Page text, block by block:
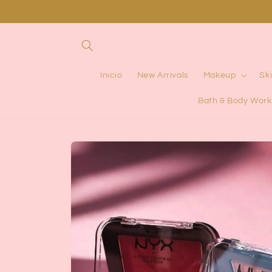
al contenido
Inicio New Arrivals Makeup
Bath & Body
directamente
a la
información
del producto